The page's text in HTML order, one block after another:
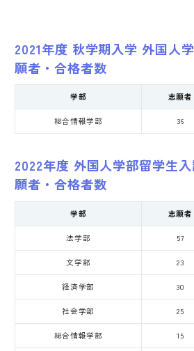
2021年度 秋学期入学 外国人
願者・合格者数
学部 志願者
総合情報学部 36
2022年度 外国人学部留学生
願者・合格者数
学部 志願者
法学部 57
文学部 23
経済学部 30
社会学部 25
総合情報学部 15